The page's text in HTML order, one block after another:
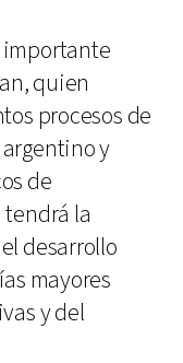
importante
quien
procesos de
y
de
tendrá la
desarrollo
mayores
y del